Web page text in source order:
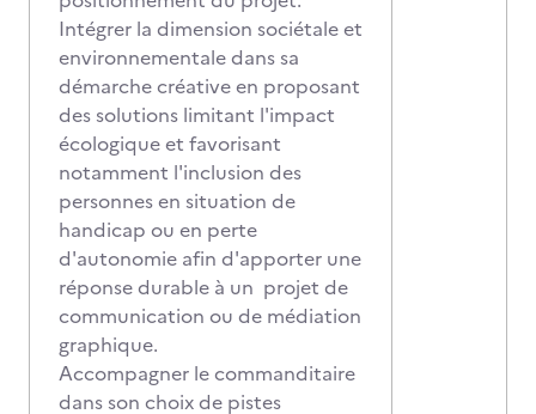
Intégrer la dimension sociétale et
environnementale dans sa
démarche créative en proposant
des solutions limitant l'impact
écologique et favorisant
notamment l'inclusion des
personnes en situation de
handicap ou en perte
d'autonomie afin d'apporter une
réponse durable à un projet de
communication ou de médiation
graphique.
Accompagner le commanditaire
dans son choix de pistes